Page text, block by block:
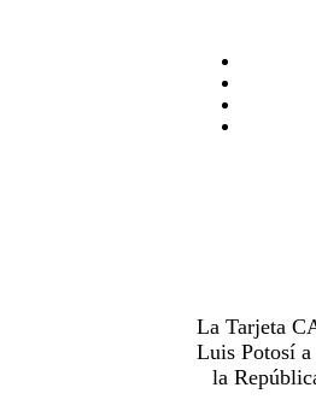
La Tarjeta
Luis Potosí
la